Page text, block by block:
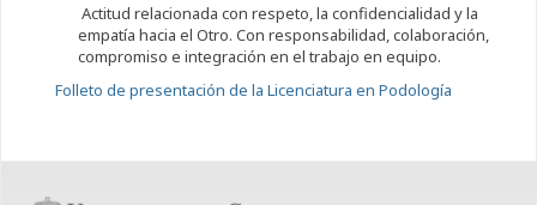
Actitud relacionada con respeto, la confidencialidad y la
empatía hacia el Otro. Con responsabilidad, colaboración,
compromiso e integración en el trabajo en equipo.
Folleto de presentación de la Licenciatura en Podología